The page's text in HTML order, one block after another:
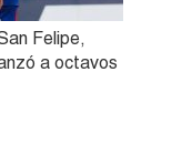
Felipe,
a octavos